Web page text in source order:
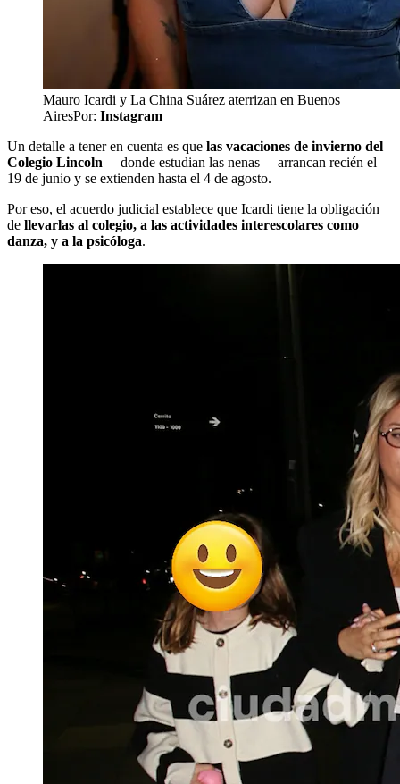
Mauro Icardi y La China Suárez aterrizan en Buenos
AiresPor: Instagram
Un detalle a tener en cuenta es que las vacaciones de invierno del
Colegio Lincoln —donde estudian las nenas— arrancan recién el
19 de junio y se extienden hasta el 4 de agosto.
Por eso, el acuerdo judicial establece que Icardi tiene la obligación
de llevarlas al colegio, a las actividades interescolares como
danza, y a la psicóloga.